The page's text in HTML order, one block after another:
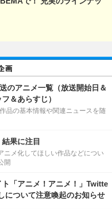
画
のアニメ一覧（放送開始日＆
＆あらすじ）
品の基本情報や関連ニュースを随
果に注目
ニメ化してほしい作品などについ
開
ト「アニメ！アニメ！」Twitte
について注意喚起のお知らせ